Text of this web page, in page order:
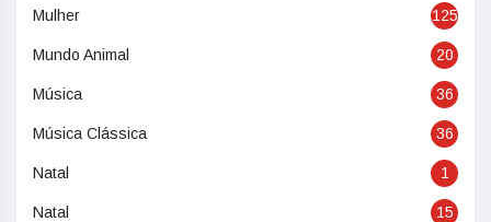
Mulher 125
Mundo Animal 20
Música 36
Música Clássica 36
Natal 1
Natal 15